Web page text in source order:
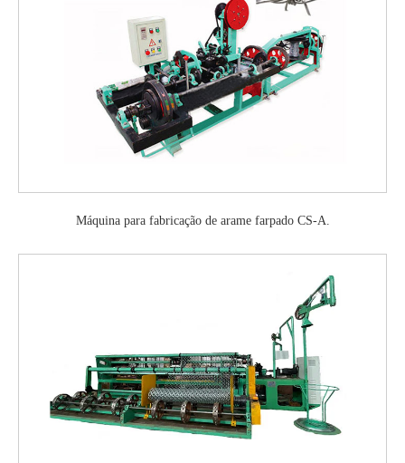
Máquina para fabricação de arame farpado CS-A.